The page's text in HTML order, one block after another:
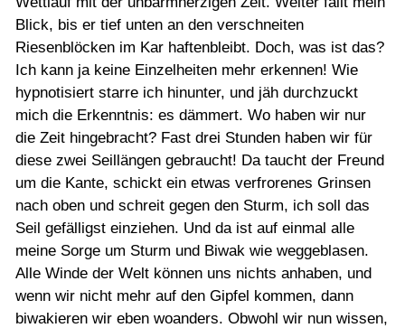
Blick, bis er tief unten an den verschneiten
Riesenblöcken im Kar haftenbleibt. Doch, was ist das?
Ich kann ja keine Einzelheiten mehr erkennen! Wie
hypnotisiert starre ich hinunter, und jäh durchzuckt
mich die Erkenntnis: es dämmert. Wo haben wir nur
die Zeit hingebracht? Fast drei Stunden haben wir für
diese zwei Seillängen gebraucht! Da taucht der Freund
um die Kante, schickt ein etwas verfrorenes Grinsen
nach oben und schreit gegen den Sturm, ich soll das
Seil gefälligst einziehen. Und da ist auf einmal alle
meine Sorge um Sturm und Biwak wie weggeblasen.
Alle Winde der Welt können uns nichts anhaben, und
wenn wir nicht mehr auf den Gipfel kommen, dann
biwakieren wir eben woanders. Obwohl wir nun wissen,